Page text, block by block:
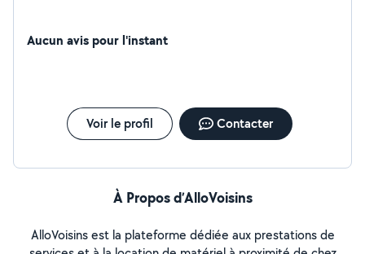
Aucun avis pour l'instant
Voir le profil Contacter
À Propos d’AlloVoisins
AlloVoisins est la plateforme dédiée aux prestations de